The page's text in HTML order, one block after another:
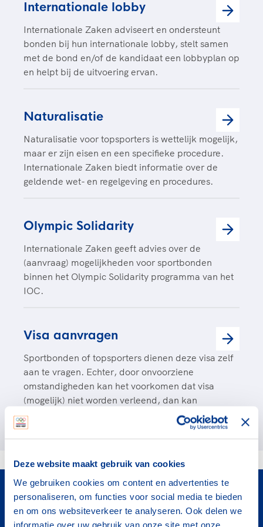
Deze website maakt gebruik van cookies
We gebruiken cookies om content en advertenties te
personaliseren, om functies voor social media te bieden
en om ons websiteverkeer te analyseren. Ook delen we
informatie over uw gebruik van onze site met onze
Internationale lobby
Internationale Zaken adviseert en ondersteunt
bonden bij hun internationale lobby, stelt samen
met de bond en/of de kandidaat een lobbyplan op
en helpt bij de uitvoering ervan.
Naturalisatie
Naturalisatie voor topsporters is wettelijk mogelijk,
maar er zijn eisen en een specifieke procedure.
Internationale Zaken biedt informatie over de
geldende wet- en regelgeving en procedures.
Olympic Solidarity
Internationale Zaken geeft advies over de
(aanvraag) mogelijkheden voor sportbonden
binnen het Olympic Solidarity programma van het
IOC.
Visa aanvragen
Sportbonden of topsporters dienen deze visa zelf
aan te vragen. Echter, door onvoorziene
omstandigheden kan het voorkomen dat visa
(mogelijk) niet worden verleend, dan kan
Internationale Zaken ondersteunen.
Contact
Wil jij graag meer weten of heb je nog vragen? Neem
dan contact op.